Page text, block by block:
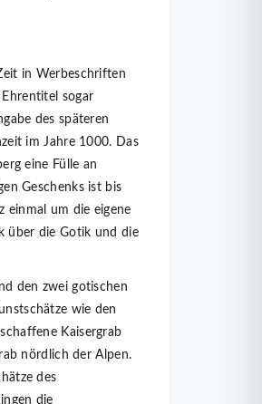
in Werbeschriften
sogar
des späteren
im Jahre 1000. Das
eine Fülle an
Geschenks ist bis
einmal um die eigene
über die Gotik und die
den zwei gotischen
wie den
Kaisergrab
nördlich der Alpen.
des
die